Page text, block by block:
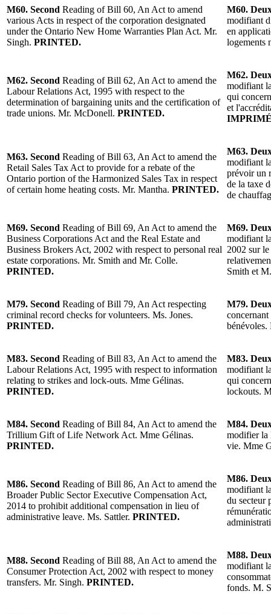
M60. Second Reading of Bill 60, An Act to amend
various Acts in respect of the corporation designated
under the Ontario New Home Warranties Plan Act. Mr.
Singh. PRINTED.
M60.
modifiant
en
logements
M62. Second Reading of Bill 62, An Act to amend the
Labour Relations Act, 1995 with respect to the
determination of bargaining units and the certification of
trade unions. Mr. McDonell. PRINTED.
M62.
modifiant
qui
et
M63. Second Reading of Bill 63, An Act to amend the
Retail Sales Tax Act to provide for a rebate of the
Ontario portion of the Harmonized Sales Tax in respect
of certain home heating costs. Mr. Mantha. PRINTED.
M63.
modifiant
prévoir un
de la taxe
de
M69. Second Reading of Bill 69, An Act to amend the
Business Corporations Act and the Real Estate and
Business Brokers Act, 2002 with respect to personal real
estate corporations. Mr. Smith and Mr. Colle.
PRINTED.
M69.
modifiant
2002 sur
Smith et
M79. Second Reading of Bill 79, An Act respecting
criminal record checks for volunteers. Ms. Jones.
PRINTED.
M79.
bénévoles.
M83. Second Reading of Bill 83, An Act to amend the
Labour Relations Act, 1995 with respect to information
relating to strikes and lock-outs. Mme Gélinas.
PRINTED.
M83.
modifiant
qui
lockouts.
M84. Second Reading of Bill 84, An Act to amend the
Trillium Gift of Life Network Act. Mme Gélinas.
PRINTED.
M84.
modifier la
vie. Mme
M86. Second Reading of Bill 86, An Act to amend the
Broader Public Sector Executive Compensation Act,
2014 to prohibit additional compensation in lieu of
administrative leave. Ms. Sattler. PRINTED.
M86.
modifiant
du secteur
M88. Second Reading of Bill 88, An Act to amend the
Consumer Protection Act, 2002 with respect to money
transfers. Mr. Singh. PRINTED.
M88.
modifiant
fonds. M.